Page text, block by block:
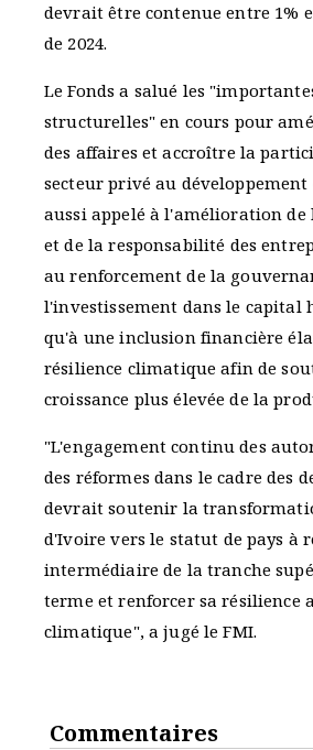
devrait être contenue entre 1%
de 2024.
Le Fonds a salué les
structurelles" en cours pour
des affaires et accroître la
secteur privé au développement
aussi appelé à l'amélioration de
et de la responsabilité des
au renforcement de la
l'investissement dans le capital
qu'à une inclusion financière
résilience climatique afin de
croissance plus élevée de la
"L'engagement continu des
des réformes dans le cadre des
devrait soutenir la
d'Ivoire vers le statut de pays à
intermédiaire de la tranche
terme et renforcer sa résilience
climatique", a jugé le FMI.
Commentaires